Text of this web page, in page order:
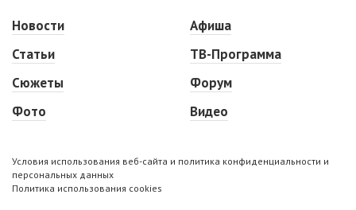
Новости
Статьи
Сюжеты
Фото
Афиша
ТВ-Программа
Форум
Видео
Условия использования веб-сайта и политика конфиденциальности и
персональных данных
Политика использования cookies